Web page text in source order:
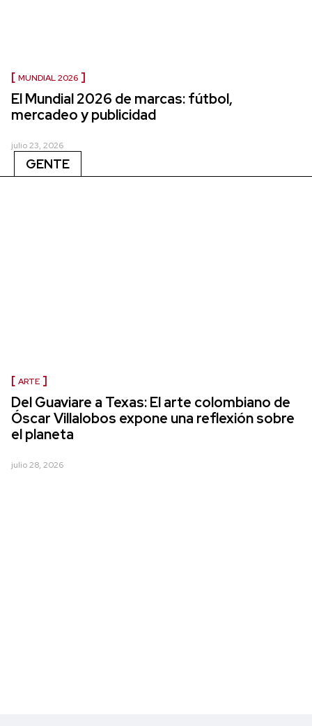
MUNDIAL 2026
El Mundial 2026 de marcas: fútbol,
mercadeo y publicidad
julio 23, 2026
GENTE
ARTE
Del Guaviare a Texas: El arte colombiano de
Óscar Villalobos expone una reflexión sobre
el planeta
julio 28, 2026